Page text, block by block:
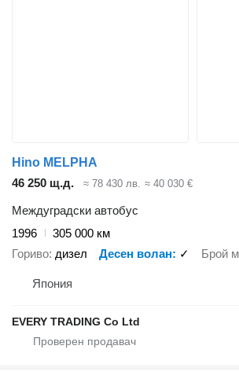
Hino MELPHA
46 250 щ.д.
≈ 78 430 лв. ≈ 40 030 €
Междуградски автобус
1996
305 000 км
Гориво дизел Десен волан ✓ Брой
Япония
EVERY TRADING Co Ltd